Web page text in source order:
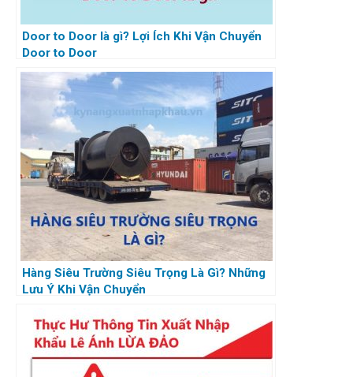
Door to Door là gì? Lợi Ích Khi Vận Chuyển
Door to Door
Hàng Siêu Trường Siêu Trọng Là Gì? Những
Lưu Ý Khi Vận Chuyển